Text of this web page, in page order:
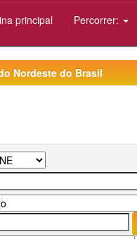
principal Percorrer:
Nordeste do Brasil